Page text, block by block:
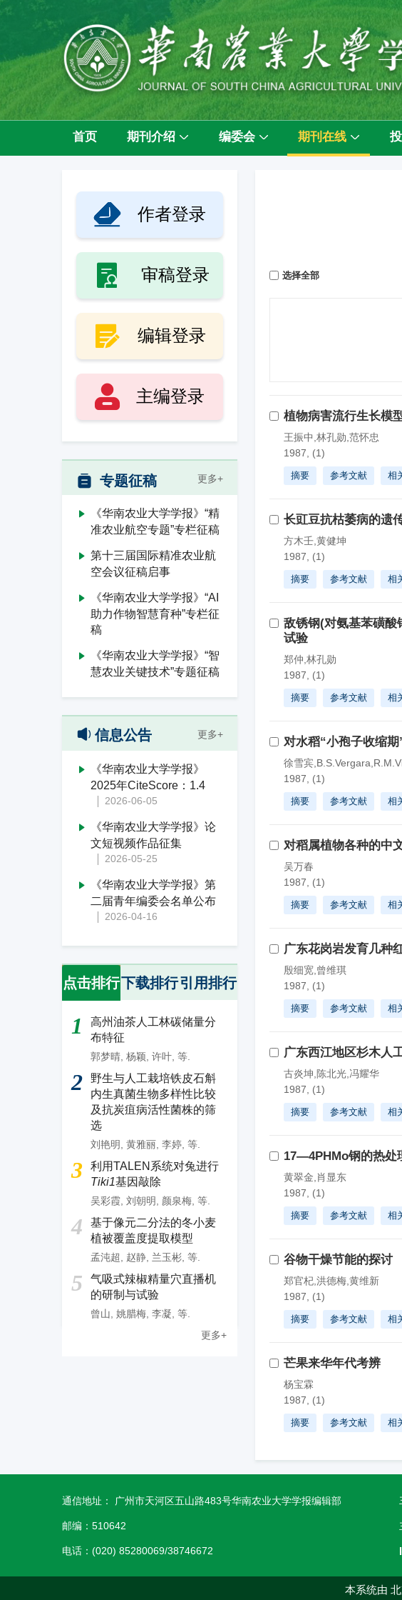
首页 期刊介绍 编委会 期刊在线
作者登录
审稿登录
编辑登录
主编登录
专题征稿 更多+
《华南农业大学学报》“精
准农业航空专题”专栏征稿
第十三届国际精准农业航
空会议征稿启事
《华南农业大学学报》“AI
助力作物智慧育种”专栏征
稿
《华南农业大学学报》“智
慧农业关键技术”专题征稿
信息公告 更多+
《华南农业大学学报》
2025年CiteScore：1.4
2026-06-05
《华南农业大学学报》论
文短视频作品征集
2026-05-25
《华南农业大学学报》第
二届青年编委会名单公布
2026-04-16
点击排行下载排行引用排行
1
高州油茶人工林碳储量分
布特征
郭梦晴 杨颖 许叶 等.
2
野生与人工栽培铁皮石斛
内生真菌生物多样性比较
及抗炭疽病活性菌株的筛
选
刘艳明 黄雅丽 李婷 等.
3
利用TALEN系统对兔进行
Tiki1基因敲除
吴彩霞 刘朝明 颜泉梅 等.
4
基于像元二分法的冬小麦
植被覆盖度提取模型
孟沌超 赵静 兰玉彬 等.
5
气吸式辣椒精量穴直播机
的研制与试验
曾山 姚腊梅 李凝 等.
更多+
选择全部
植物病害流行生长模
王振中,林孔勋,范怀忠
1987, (1)
摘要 参考文献 相
长豇豆抗枯萎病的遗
方木壬,黄健坤
1987, (1)
摘要 参考文献 相
敌锈钢(对氨基苯磺
试验
郑仲,林孔勋
1987, (1)
摘要 参考文献 相
对水稻“小孢子收缩
徐雪宾
1987, (1)
摘要 参考文献 相
对稻属植物各种的中
吴万春
1987, (1)
摘要 参考文献 相
广东花岗岩发育几种
殷细宽,曾维琪
1987, (1)
摘要 参考文献 相
广东西江地区杉木人
古炎坤,陈北光,冯耀华
1987, (1)
摘要 参考文献 相
17—4PHMo钢的热处
黄翠金,肖显东
1987, (1)
摘要 参考文献 相
谷物干燥节能的探讨
郑官杞,洪德梅,黄维新
1987, (1)
摘要 参考文献 相
芒果来华年代考辨
杨宝霖
1987, (1)
摘要 参考文献 相
通信地址： 广州市天河区五山路483号华南农业大学学报编辑部
邮编：510642
电话：(020) 85280069/38746672
本系统由